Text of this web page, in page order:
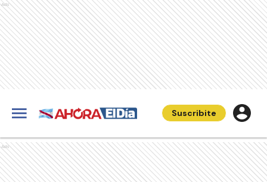
Ads
Suscribite
Ads